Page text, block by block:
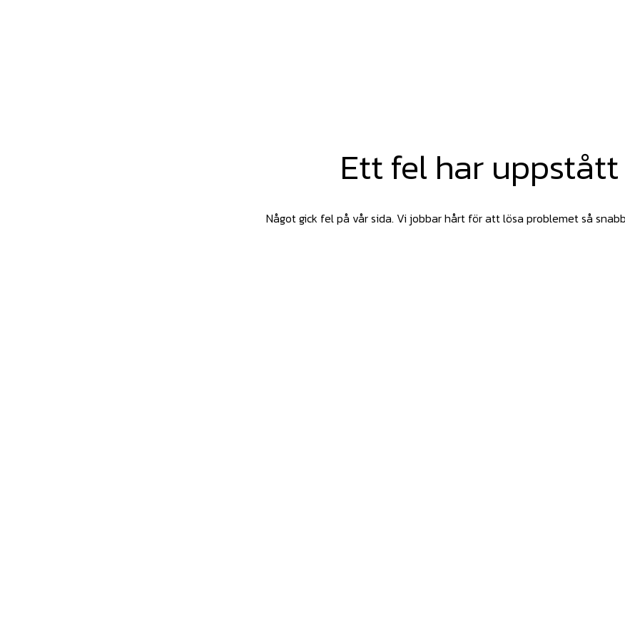
Ett fel har uppstått
Något gick fel på vår sida. Vi jobbar hårt för att lösa problemet så